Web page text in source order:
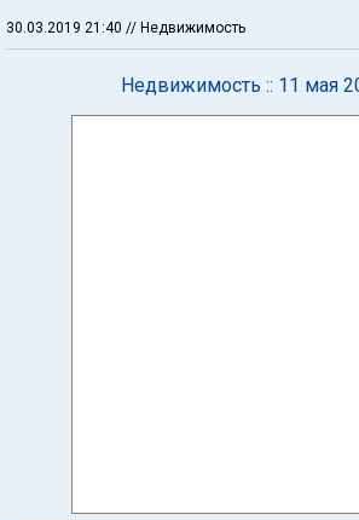
30.03.2019 21:40 // Недвижимость
Недвижимость :: 11 мая